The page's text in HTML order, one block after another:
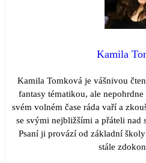
Kamila
Kamila Tomková je vášnivou
fantasy tématikou, ale
svém volném čase ráda vaří a
se svými nejbližšími a přáteli
Psaní ji provází od základní
stále